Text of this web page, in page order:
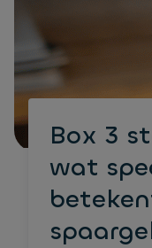
Box 3
wat